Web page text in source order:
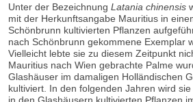
Unter der Bezeichnung Latania chinensis
mit der Herkunftsangabe Mauritius in
Schönbrunn kultivierten Pflanzen
nach Schönbrunn gekommene Exemplar
Vielleicht lebte sie zu diesem Zeitpunkt
Mauritius nach Wien gebrachte Palme
Glashäuser im damaligen Holländischen
kultiviert. In den folgenden Jahren wird
in den Glashäusern kultivierten Pflanzen